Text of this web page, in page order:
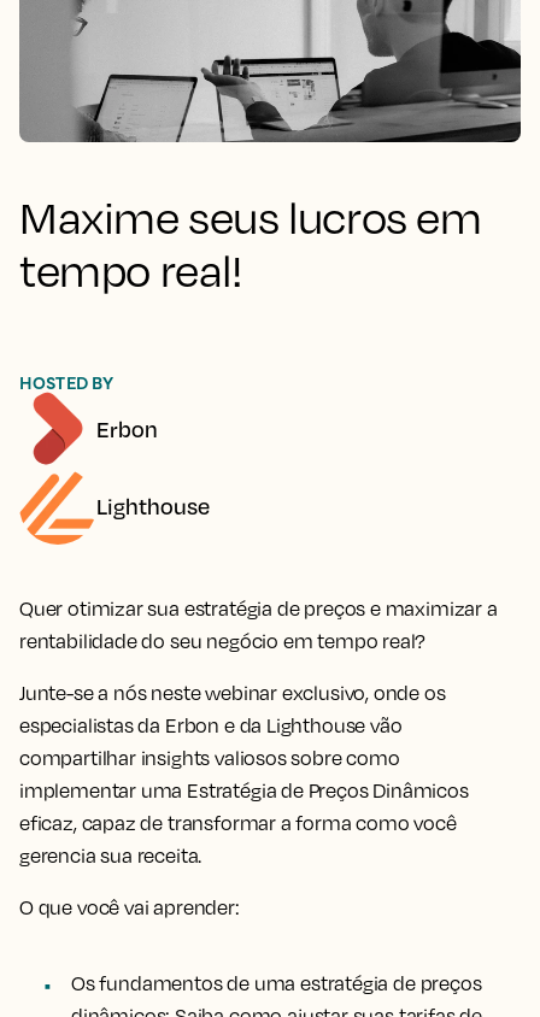
Maxime seus lucros em
tempo real!
Quer otimizar sua estratégia de preços e maximizar a
rentabilidade do seu negócio em tempo real?
Junte-se a nós neste webinar exclusivo, onde os
especialistas da Erbon e da Lighthouse vão
compartilhar insights valiosos sobre como
implementar uma Estratégia de Preços Dinâmicos
eficaz, capaz de transformar a forma como você
gerencia sua receita.
O que você vai aprender:
Os fundamentos de uma estratégia de preços
HOSTED BY
Erbon
Lighthouse